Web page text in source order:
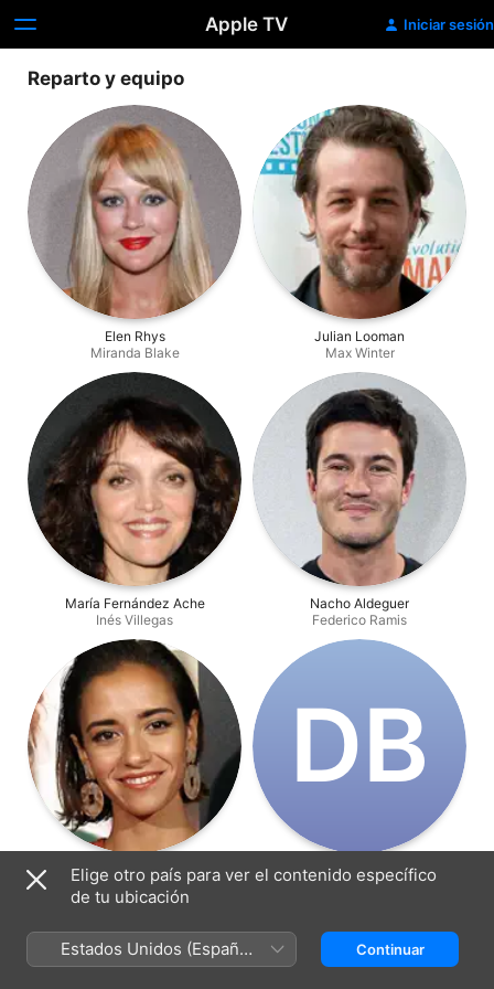
Apple TV Iniciar sesión
Reparto y equipo
Elen Rhys
Miranda Blake
Julian Looman
Max Winter
María Fernández Ache
Inés Villegas
Nacho Aldeguer
Federico Ramis
Tábata Cerezo
Carmen
D‌B
Dominic Barlow
Producción
Elige otro país para ver el contenido específico
de tu ubicación
Estados Unidos (Español
México)
Continuar